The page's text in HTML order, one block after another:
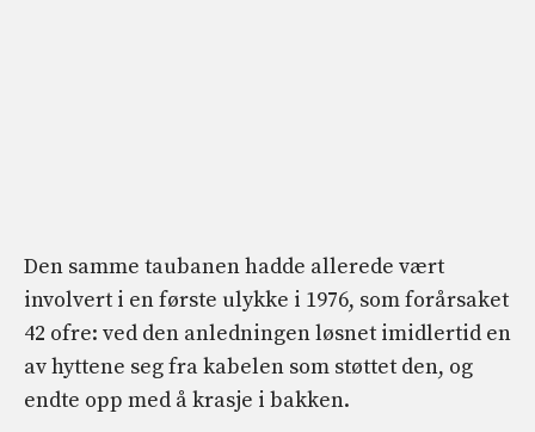
Den samme taubanen hadde allerede vært
involvert i en første ulykke i 1976, som forårsaket
42 ofre: ved den anledningen løsnet imidlertid en
av hyttene seg fra kabelen som støttet den, og
endte opp med å krasje i bakken.